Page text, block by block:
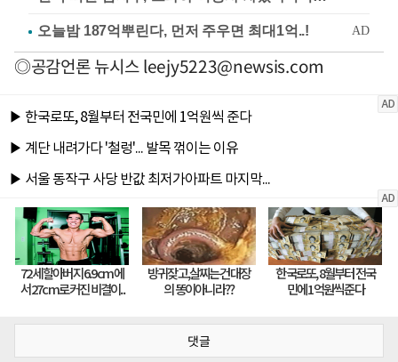
◎공감언론 뉴시스leejy5223@newsis.com
댓글